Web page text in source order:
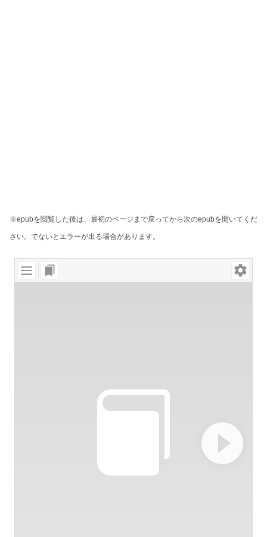
※epubを閲覧した後は、最初のページまで戻ってから次のepubを開いてくだ
さい。でないとエラーが出る場合があります。